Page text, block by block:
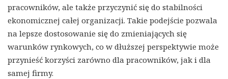
pracowników, ale także przyczynić się do stabilności
ekonomicznej całej organizacji. Takie podejście pozwala
na lepsze dostosowanie się do zmieniających się
warunków rynkowych, co w dłuższej perspektywie może
przynieść korzyści zarówno dla pracowników, jak i dla
samej firmy.